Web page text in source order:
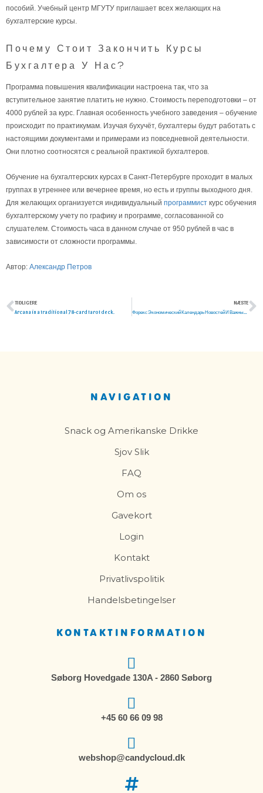
пособий. Учебный центр МГУТУ приглашает всех желающих на
бухгалтерские курсы.
Почему Стоит Закончить Курсы
Бухгалтера У Нас?
Программа повышения квалификации настроена так, что за
вступительное занятие платить не нужно. Стоимость переподготовки – от
4000 рублей за курс. Главная особенность учебного заведения – обучение
происходит по практикумам. Изучая бухучёт, бухгалтеры будут работать с
настоящими документами и примерами из повседневной деятельности.
Они плотно соотносятся с реальной практикой бухгалтеров.
Обучение на бухгалтерских курсах в Санкт-Петербурге проходит в малых
группах в утреннее или вечернее время, но есть и группы выходного дня.
Для желающих организуется индивидуальный программист курс обучения
бухгалтерскому учету по графику и программе, согласованной со
слушателем. Стоимость часа в данном случае от 950 рублей в час в
зависимости от сложности программы.
Автор: Александр Петров
Tidligere
TIDLIGERE
Arcana in a traditional 78-card tarot deck.
NÆSTE
Форекс Экономический Календарь Новостей И Важных Событий Для Трейдеров
KONTAKTINFORMATION
Søborg Hovedgade 130A - 2860 Søborg
+45 60 66 09 98
webshop@candycloud.dk
NAVIGATION
Snack og Amerikanske Drikke
Sjov Slik
FAQ
Om os
Gavekort
Login
Kontakt
Privatlivspolitik
Handelsbetingelser